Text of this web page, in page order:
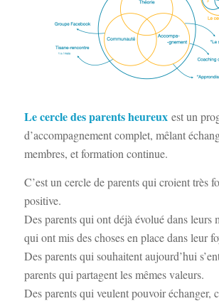
Le cercle des parents heureuxest un
d’accompagnement complet, mêlant
membres, et formation continue.
C’est un cercle de parents qui croient très
positive.
Des parents qui ont déjà évolué dans leurs
qui ont mis des choses en place dans leur
Des parents qui souhaitent aujourd’hui
parents qui partagent les mêmes valeurs.
Des parents qui veulent pouvoir échanger,